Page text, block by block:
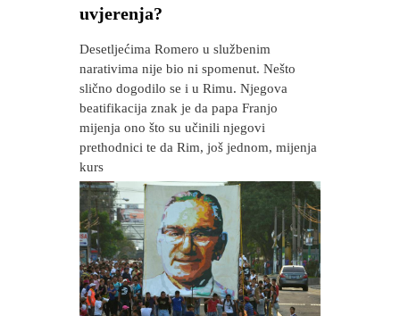
uvjerenja?
Desetljećima Romero u službenim
narativima nije bio ni spomenut. Nešto
slično dogodilo se i u Rimu. Njegova
beatifikacija znak je da papa Franjo
mijenja ono što su učinili njegovi
prethodnici te da Rim, još jednom, mijenja
kurs